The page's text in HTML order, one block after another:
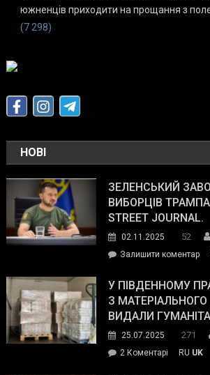
южненців приходити на прощання з
(7 298)
НОВІ
ЗЕЛЕНСЬКИЙ
ВИБОРЦІВ ТРАМПА
STREET JOURNAL.
02.11.2025 52
Залишити коментарon
The
У ПІВДЕННОМУ
З
ВИДАЛИ
25.07.2025 271
2 Коментарі
RU UK